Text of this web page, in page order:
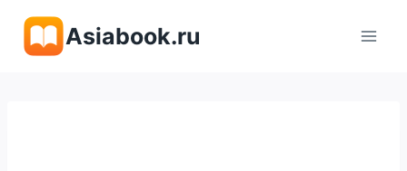
содержимому
Asiabook.ru